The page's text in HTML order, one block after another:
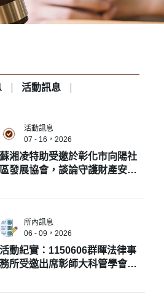
活動訊息
活動訊息
07 - 16，2026
蘇湘凌特助受邀於彰化市向陽社
區發展協會，談論守護財產安
所內訊息
06 - 09，2026
活動紀實：1150606群暉法律事
務所受邀出席彰師大科管學會野